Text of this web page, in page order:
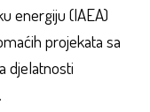
energiju (IAEA)
projekata sa
djelatnosti